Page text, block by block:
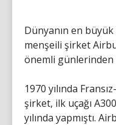
Dünyanın en
menşeili şirket
önemli günlerinden
1970 yılında
şirket, ilk uçağı
yılında yapmıştı.